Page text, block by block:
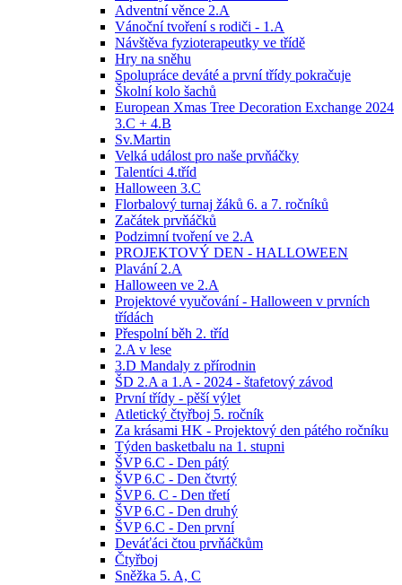
Adventní věnce 2.A
Vánoční tvoření s rodiči - 1.A
Návštěva fyzioterapeutky ve třídě
Hry na sněhu
Spolupráce deváté a první třídy pokračuje
Školní kolo šachů
European Xmas Tree Decoration Exchange 2024
3.C + 4.B
Sv.Martin
Velká událost pro naše prvňáčky
Talentíci 4.tříd
Halloween 3.C
Florbalový turnaj žáků 6. a 7. ročníků
Začátek prvňáčků
Podzimní tvoření ve 2.A
PROJEKTOVÝ DEN - HALLOWEEN
Plavání 2.A
Halloween ve 2.A
Projektové vyučování - Halloween v prvních
třídách
Přespolní běh 2. tříd
2.A v lese
3.D Mandaly z přírodnin
ŠD 2.A a 1.A - 2024 - štafetový závod
První třídy - pěší výlet
Atletický čtyřboj 5. ročník
Za krásami HK - Projektový den pátého ročníku
Týden basketbalu na 1. stupni
ŠVP 6.C - Den pátý
ŠVP 6.C - Den čtvrtý
ŠVP 6. C - Den třetí
ŠVP 6.C - Den druhý
ŠVP 6.C - Den první
Deváťáci čtou prvňáčkům
Čtyřboj
Sněžka 5. A, C